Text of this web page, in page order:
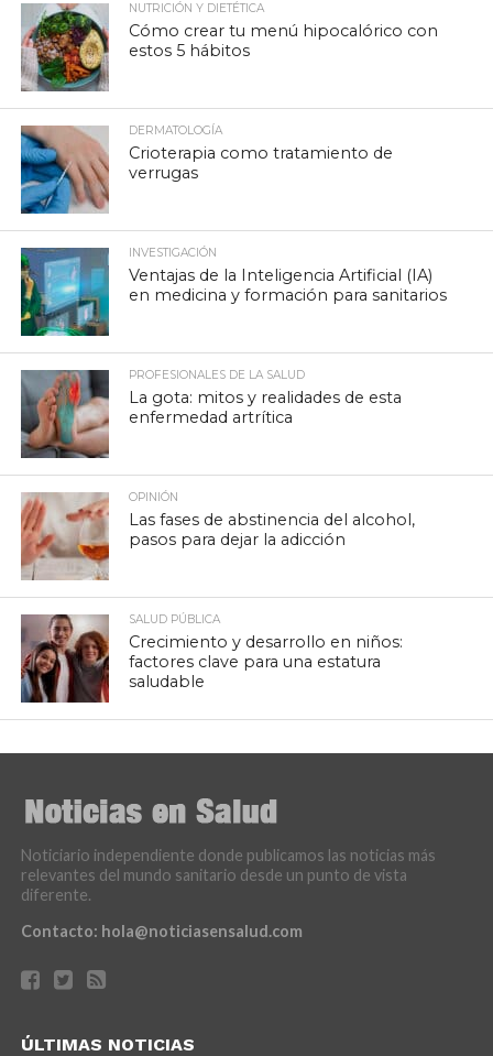
NUTRICIÓN Y DIETÉTICA
Cómo crear tu menú hipocalórico con
estos 5 hábitos
DERMATOLOGÍA
Crioterapia como tratamiento de
verrugas
INVESTIGACIÓN
Ventajas de la Inteligencia Artificial (IA)
en medicina y formación para sanitarios
PROFESIONALES DE LA SALUD
La gota: mitos y realidades de esta
enfermedad artrítica
OPINIÓN
Las fases de abstinencia del alcohol,
pasos para dejar la adicción
SALUD PÚBLICA
Crecimiento y desarrollo en niños:
factores clave para una estatura
saludable
Noticiario independiente donde publicamos las noticias más
relevantes del mundo sanitario desde un punto de vista
diferente.
Contacto: hola@noticiasensalud.com
ÚLTIMAS NOTICIAS